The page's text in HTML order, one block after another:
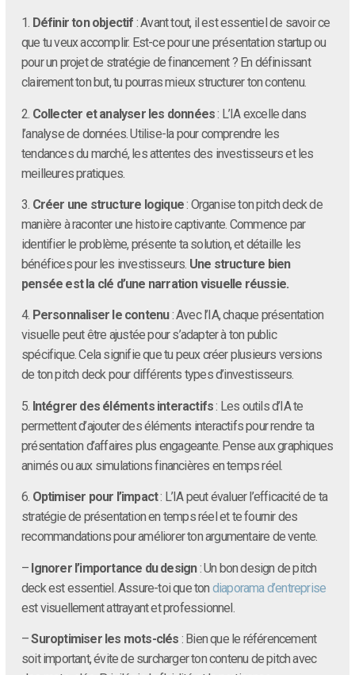
1. Définir ton objectif : Avant tout, il est essentiel de savoir ce
que tu veux accomplir. Est-ce pour une présentation startup ou
pour un projet de stratégie de financement ? En définissant
clairement ton but, tu pourras mieux structurer ton contenu.
2. Collecter et analyser les données: L’IA excelle dans
l’analyse de données. Utilise-la pour comprendre les
tendances du marché, les attentes des investisseurs et les
meilleures pratiques.
3. Créer une structure logique: Organise ton pitch deck de
manière à raconter une histoire captivante. Commence par
identifier le problème, présente ta solution, et détaille les
bénéfices pour les investisseurs. Une structure bien
pensée est la clé d’une narration visuelle réussie.
4. Personnaliser le contenu: Avec l’IA, chaque présentation
visuelle peut être ajustée pour s’adapter à ton public
spécifique. Cela signifie que tu peux créer plusieurs versions
de ton pitch deck pour différents types d’investisseurs.
5. Intégrer des éléments interactifs: Les outils d’IA te
permettent d’ajouter des éléments interactifs pour rendre ta
présentation d’affaires plus engageante. Pense aux graphiques
animés ou aux simulations financières en temps réel.
6. Optimiser pour l’impact: L’IA peut évaluer l’efficacité de ta
stratégie de présentation en temps réel et te fournir des
recommandations pour améliorer ton argumentaire de vente.
– Ignorer l’importance du design: Un bon design de pitch
deck est essentiel. Assure-toi que ton diaporama d’entreprise
est visuellement attrayant et professionnel.
–Suroptimiser les mots-clés : Bien que le référencement
soit important, évite de surcharger ton contenu de pitch avec